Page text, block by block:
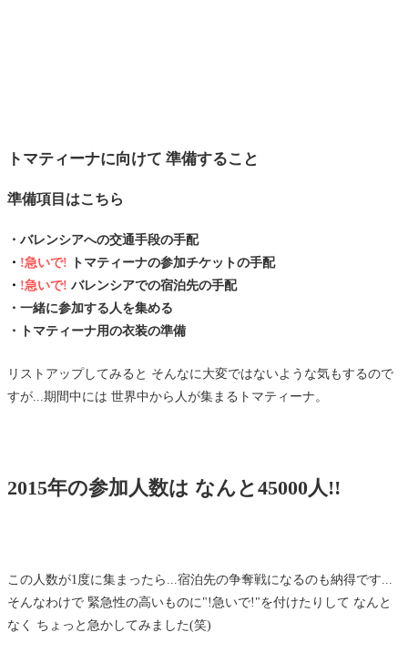
トマティーナに向けて 準備すること
準備項目はこちら
・バレンシアへの交通手段の手配
・ !急いで!
トマティーナの参加チケットの手配
・ !急いで! バレンシアでの宿泊先の手配
・一緒に参加する人を集める
・トマティーナ用の衣装の準備
リストアップしてみると そんなに大変ではないような気もするので
すが...期間中には 世界中から人が集まるトマティーナ。
2015年の参加人数は なんと45000人!!
この人数が1度に集まったら...宿泊先の争奪戦になるのも納得です...
そんなわけで 緊急性の高いものに"!急いで!"を付けたりして なんと
なく ちょっと急かしてみました(笑)